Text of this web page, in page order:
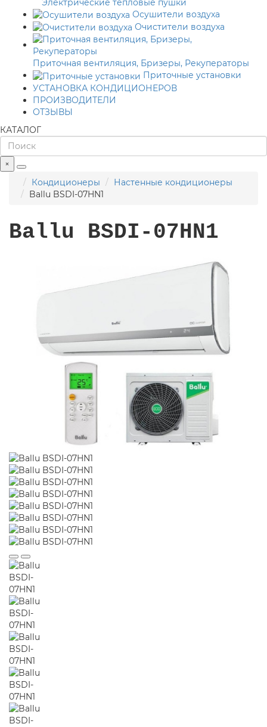
Электрические тепловые пушки
Осушители воздуха
Очистители воздуха
Приточная вентиляция, Бризеры, Рекуператоры
Приточные установки
УСТАНОВКА КОНДИЦИОНЕРОВ
ПРОИЗВОДИТЕЛИ
ОТЗЫВЫ
КАТАЛОГ
×
Кондиционеры
Настенные кондиционеры
Ballu BSDI-07HN1
Ballu BSDI-07HN1